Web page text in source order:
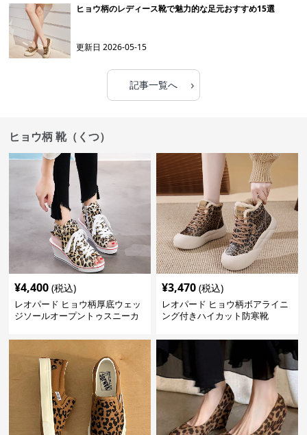
ヒョウ柄のレディース靴で魅力的な足元おすすめ15選
更新日2026-05-15
記事一覧へ ›
ヒョウ柄 靴（くつ）
¥4,400 (税込)
レオパード ヒョウ柄厚底ウェッ
ジソールオープントゥスニーカ
¥3,470 (税込)
レオパード ヒョウ柄ボアライニ
ング付きハイカット防寒靴